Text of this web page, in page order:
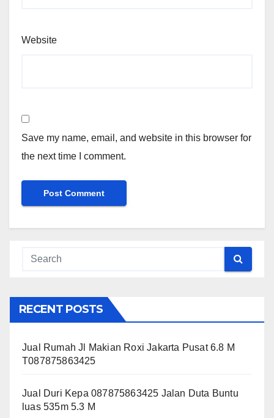
Website
Save my name, email, and website in this browser for
the next time I comment.
RECENT POSTS
Jual Rumah Jl Makian Roxi Jakarta Pusat 6.8 M
T087875863425
Jual Duri Kepa 087875863425 Jalan Duta Buntu
luas 535m 5.3 M